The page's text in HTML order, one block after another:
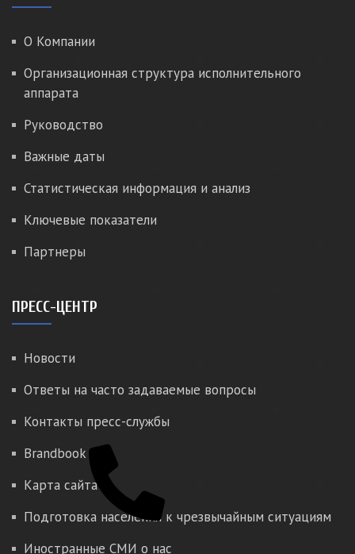
О Компании
Организационная структура исполнительного
аппарата
Руководство
Важные даты
Статистическая информация и анализ
Ключевые показатели
Партнеры
ПРЕСС-ЦЕНТР
Новости
Ответы на часто задаваемые вопросы
Контакты пресс-службы
Brandbook
Карта сайта
Подготовка населения к чрезвычайным ситуациям
Иностранные СМИ о нас